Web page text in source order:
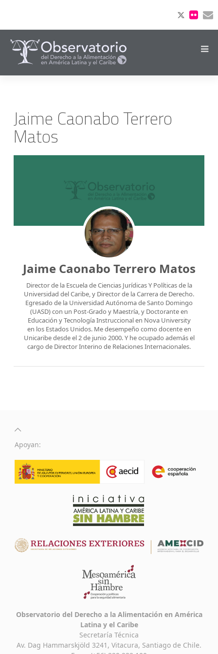
Jaime Caonabo Terrero
Matos
Jaime Caonabo Terrero Matos
Director de la Escuela de Ciencias Jurídicas Y Políticas de la
Universidad del Caribe, y Director de la Carrera de Derecho.
Egresado de la Universidad Autónoma de Santo Domingo
(UASD) con un Post-Grado y Maestría, y Doctorante en
Educación y Tecnología Instruccional en Nova University
en los Estados Unidos. Me desempeño como docente en
Unicaribe desde el 2 de junio 2000. Y he ocupado además el
cargo de Director Interino de Relaciones Internacionales.
Apoyan:
Observatorio del Derecho a la Alimentación en América
Latina y el Caribe
Secretaría Técnica
Av. Dag Hammarskjöld 3241, Vitacura, Santiago de Chile.